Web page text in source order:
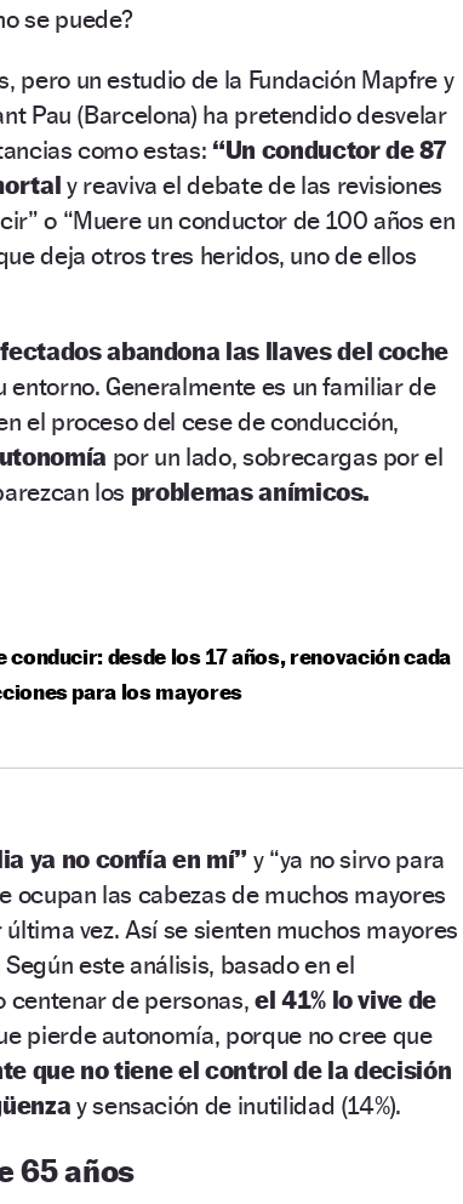
se puede?
pero un estudio de la Fundación Mapfre y
Pau (Barcelona) ha pretendido desvelar
como estas: “Un conductor de 87
y reaviva el debate de las revisiones
o “Muere un conductor de 100 años en
deja otros tres heridos, uno de ellos
abandona las llaves del coche
Generalmente es un familiar de
el proceso del cese de conducción,
por un lado, sobrecargas por el
los problemas anímicos.
conducir: desde los 17 años, renovación cada
para los mayores
ya no confía en mí” y “ya no sirvo para
ocupan las cabezas de muchos mayores
vez. Así se sienten muchos mayores
Según este análisis, basado en el
centenar de personas, el 41% lo vive de
pierde autonomía, porque no cree que
que no tiene el control de la decisión
y sensación de inutilidad (14%).
65 años